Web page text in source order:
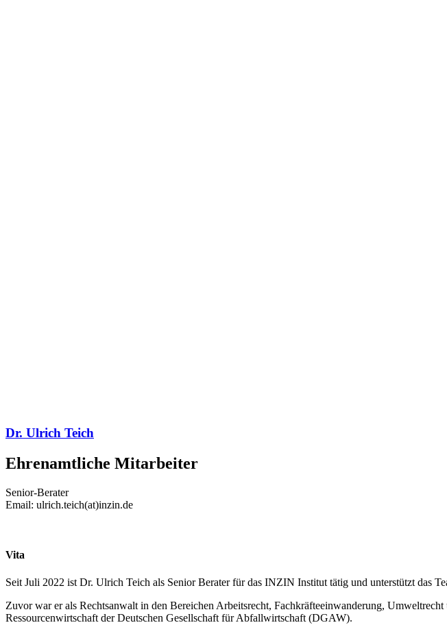
Dr. Ulrich Teich
Ehrenamtliche Mitarbeiter
Senior-Berater
Email: ulrich.teich(at)inzin.de
Vita
Seit Juli 2022 ist Dr. Ulrich Teich als Senior Berater für das INZIN Institut tätig und unterstützt das
Zuvor war er als Rechtsanwalt in den Bereichen Arbeitsrecht, Fachkräfteeinwanderung,
Ressourcenwirtschaft der Deutschen Gesellschaft für Abfallwirtschaft (DGAW).